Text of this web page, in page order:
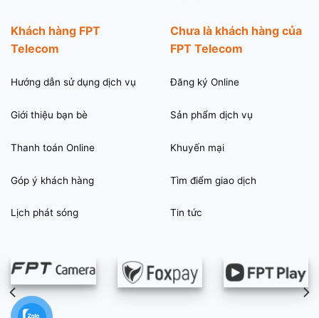
Khách hàng FPT
Telecom
Hướng dẫn sử dụng dịch vụ
Giới thiệu bạn bè
Thanh toán Online
Góp ý khách hàng
Lịch phát sóng
Chưa là khách hàng của
FPT Telecom
Đăng ký Online
Sản phẩm dịch vụ
Khuyến mại
Tìm điểm giao dịch
Tin tức